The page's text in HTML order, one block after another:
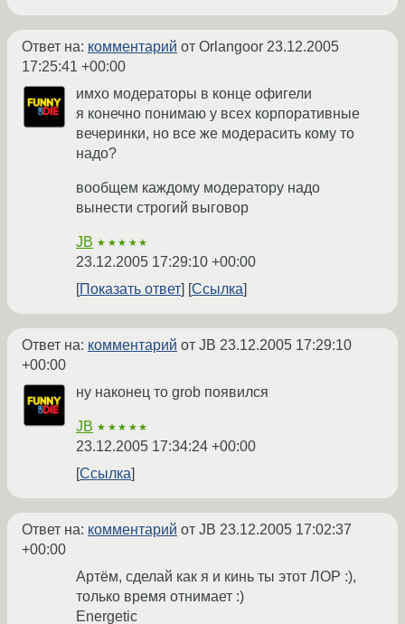
Ответ на: комментарий от Orlangoor 23.12.2005
17:25:41 +00:00
имхо модераторы в конце офигели
я конечно понимаю у всех корпоративные
вечеринки, но все же модерасить кому то
надо?
вообщем каждому модератору надо
вынести строгий выговор
JB ★★★★★
23.12.2005 17:29:10 +00:00
Показать ответ
Ссылка
Ответ на: комментарий от JB 23.12.2005 17:29:10
+00:00
ну наконец то grob появился
JB ★★★★★
23.12.2005 17:34:24 +00:00
Ссылка
Ответ на: комментарий от JB 23.12.2005 17:02:37
+00:00
Артём, сделай как я и кинь ты этот ЛОР :),
только время отнимает :)
Energetic